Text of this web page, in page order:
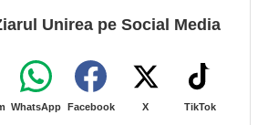
Unirea pe Social Media
WhatsApp Facebook X TikTok